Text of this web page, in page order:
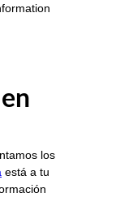
los
está a tu